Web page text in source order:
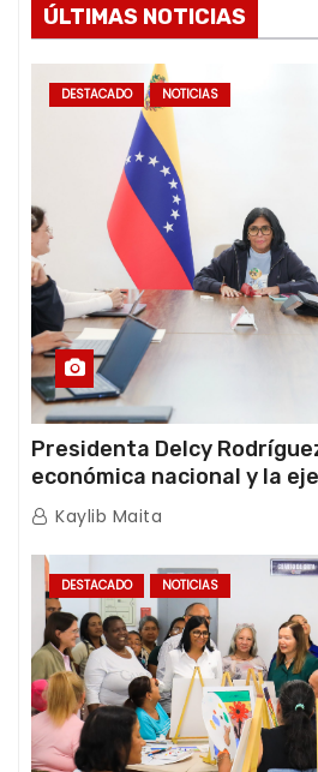
ÚLTIMAS NOTICIAS
DESTACADO NOTICIAS
Presidenta Delcy
económica nacional y la
de emergencia post-sismos
Kaylib Maita
DESTACADO NOTICIAS